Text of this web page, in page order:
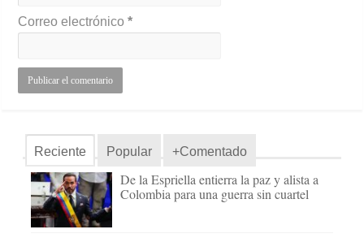
Correo electrónico*
Reciente Popular +Comentado
De la Espriella entierra la paz y alista a
Colombia para una guerra sin cuartel